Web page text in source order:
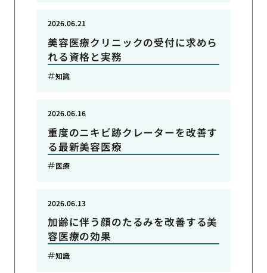
美容医療クリニックの受付に求めら
れる資格と実務
2026.06.21
知識
重度のニキビ跡クレーターを改善す
る最新美容医療
2026.06.16
医療
加齢に伴う顔のたるみを改善する美
容医療の効果
2026.06.13
知識